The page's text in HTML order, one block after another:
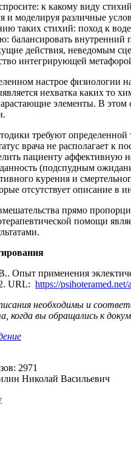
к какому виду
и моделируя различные
таких стихий: поход к
балансировать
действия, неведомым
интегрирующей
настрое физиологии
нехватка каких то
элементы. В этом
требуют определенной
врача не располагает к
пациенту аффективную
(подспудным
курения и
отсутствует описание в
прямо
помощи
Опыт применения
URL: https://
необходимы и
когда вы обращались к
2971
Николай Васильевич